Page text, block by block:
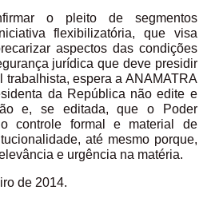
o pleito de segmentos
flexibilizatória, que visa
aspectos das condições
jurídica que deve presidir
trabalhista, espera a ANAMATRA
da República não edite e
e, se editada, que o Poder
controle formal e material de
até mesmo porque,
e urgência na matéria.
de 2014.